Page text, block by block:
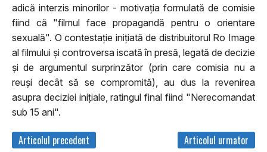
adică interzis minorilor - motivaţia formulată de comisie
fiind că "filmul face propagandă pentru o orientare
sexuală". O contestaţie iniţiată de distribuitorul Ro Image
al filmului şi controversa iscată în presă, legată de decizie
şi de argumentul surprinzător (prin care comisia nu a
reuşi decât să se compromită), au dus la revenirea
asupra deciziei iniţiale, ratingul final fiind "Nerecomandat
sub 15 ani".
Articolul precedent Articolul urmator